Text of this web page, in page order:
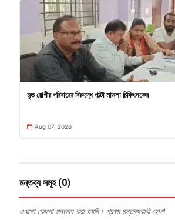
মৃত রোগীর পরিবারের বিরুদ্ধে পাল্টা মামলা চিকিৎসকের
Aug 07, 2026
মন্তব্য সমূহ (0)
এখনো কোনো মন্তব্য করা হয়নি। প্রথম মন্তব্যকারী হোন!